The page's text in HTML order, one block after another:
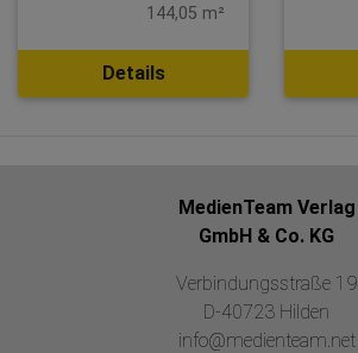
144,05 m²
Details
MedienTeam Verlag
GmbH & Co. KG
Verbindungsstraße 19
D-40723 Hilden
info@medienteam.net